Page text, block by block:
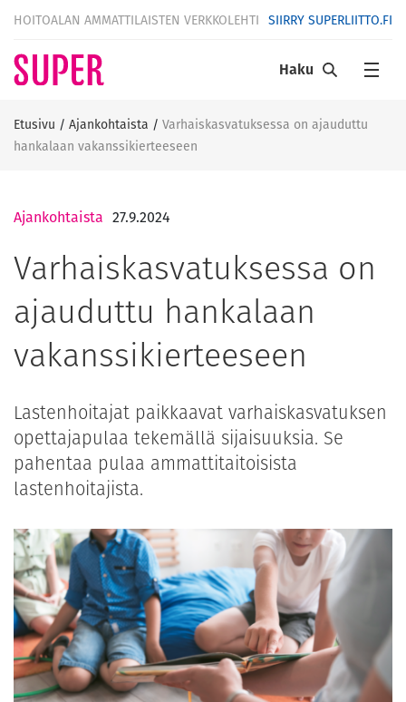
HOITOALAN AMMATTILAISTEN VERKKOLEHTI SIIRRY SUPERLIITTO.FI
Haku
Etusivu / Ajankohtaista / Varhaiskasvatuksessa on ajauduttu
hankalaan vakanssikierteeseen
Ajankohtaista 27.9.2024
Varhaiskasvatuksessa on
ajauduttu hankalaan
vakanssikierteeseen
Lastenhoitajat paikkaavat varhaiskasvatuksen
opettajapulaa tekemällä sijaisuuksia. Se
pahentaa pulaa ammattitaitoisista
lastenhoitajista.